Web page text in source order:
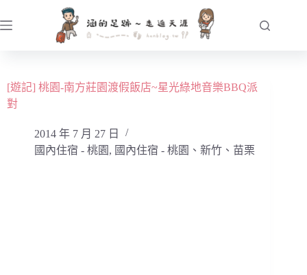
至
容[遊記] 桃園-南方莊園渡假飯店~星光綠地音樂BBQ派
對
2014 年 7 月 27 日
國內住宿 - 桃園 , 國內住宿 - 桃園、新竹、苗栗